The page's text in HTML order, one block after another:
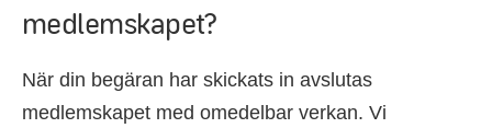
medlemskapet?
När din begäran har skickats in avslutas
medlemskapet med omedelbar verkan. Vi